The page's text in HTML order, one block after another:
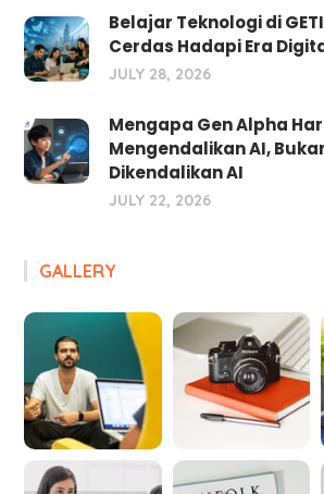
Belajar Teknologi di
Cerdas Hadapi Era
JULY 28, 2026
Mengapa Gen Alpha
Mengendalikan AI,
Dikendalikan AI
JULY 22, 2026
GALLERY